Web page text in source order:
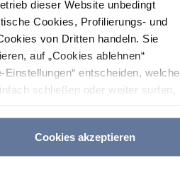
dieser Website unbedingt
Cookies, Profilierungs- und
von Dritten handeln. Sie
auf „Cookies ablehnen“
entscheiden, welche
schließen oder weiter surfen,
Cookies akzeptieren